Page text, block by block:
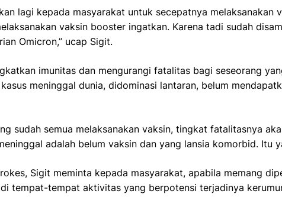
lagi kepada masyarakat untuk secepatnya melaksanakan
vaksin booster ingatkan. Karena tadi sudah
Omicron,” ucap Sigit.
imunitas dan mengurangi fatalitas bagi seseorang
meninggal dunia, didominasi lantaran, belum
sudah semua melaksanakan vaksin, tingkat fatalitasnya
adalah belum vaksin dan yang lansia komorbid. Itu
Sigit meminta kepada masyarakat, apabila memang
tempat-tempat aktivitas yang berpotensi terjadinya